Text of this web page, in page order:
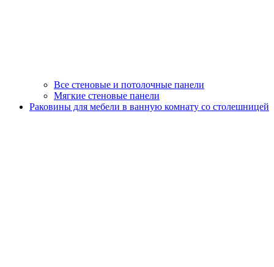
Все стеновые и потолочные панели
Мягкие стеновые панели
Раковины для мебели в ванную комнату со столешницей